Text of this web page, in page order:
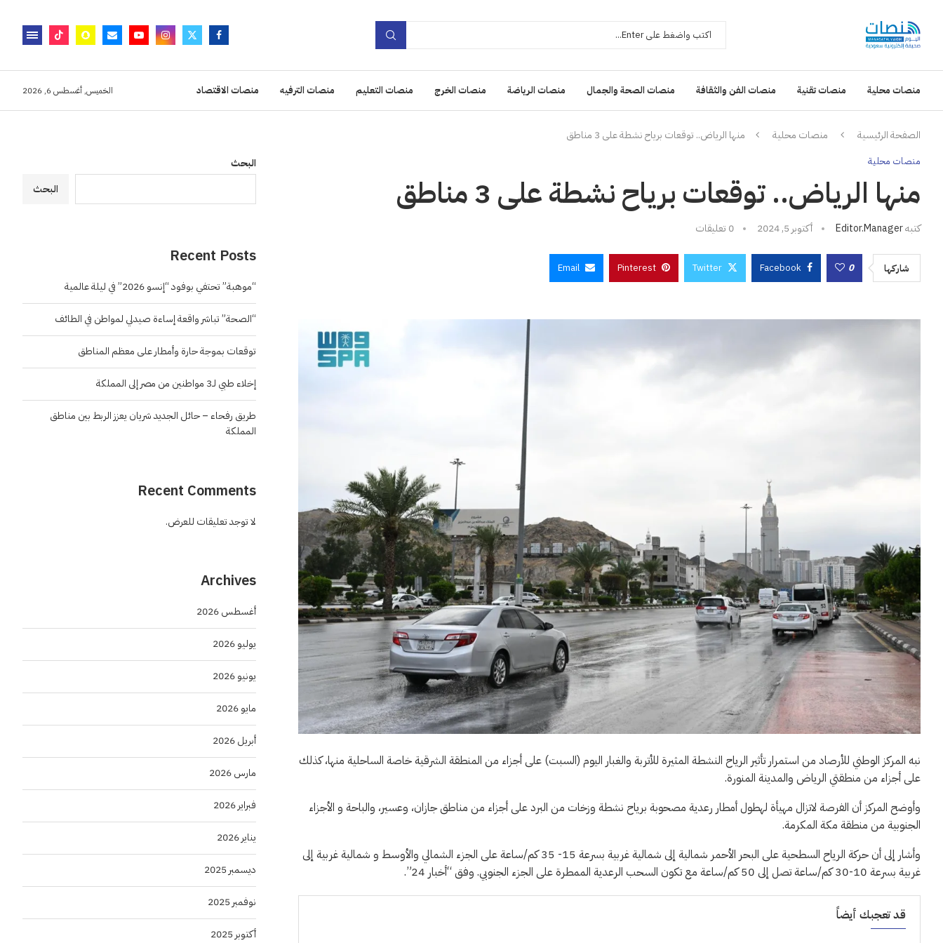
منصات محلية منصات تقنية منصات الفن والثقافة منصات الصحة والجمال منصات الرياضة منصات الخرج منصات التعليم منصات الترفيه منصات الاقتصاد الخميس, أغسطس 6, 2026
الصفحة الرئيسية منصات محلية منها الرياض.. توقعات برياح نشطة على 3 مناطق
منصات محلية
منها الرياض.. توقعات برياح نشطة على 3 مناطق
كتبهEditor.manager أكتوبر 5, 2024 0 تعليقات
شاركها 0
Facebook
Twitter
Pinterest
Email
نبه المركز الوطني للأرصاد من استمرار تأثير الرياح النشطة المثيرة للأتربة والغبار اليوم (السبت) على أجزاء من المنطقة الشرقية خاصة الساحلية منها، كذلك
على أجزاء من منطقتي الرياض والمدينة المنورة.
وأوضح المركز أن الفرصة لاتزال مهيأة لهطول أمطار رعدية مصحوبة برياح نشطة وزخات من البرد على أجزاء من مناطق جازان، وعسير، والباحة و الأجزاء
الجنوبية من منطقة مكة المكرمة.
وأشار إلى أن حركة الرياح السطحية على البحر الأحمر شمالية إلى شمالية غربية بسرعة 15- 35 كم/ساعة على الجزء الشمالي والأوسط و شمالية غربية إلى
غربية بسرعة 10-30 كم/ساعة تصل إلى 50 كم/ساعة مع تكون السحب الرعدية الممطرة على الجزء الجنوبي. وفق “أخبار 24”.
قد تعجبك أيضاً
البحث
البحث
Recent Posts
“موهبة” تحتفي بوفود “إنسو 2026” في ليلة عالمية
“الصحة” تباشر واقعة إساءة صيدلي لمواطن في الطائف
توقعات بموجة حارة وأمطار على معظم المناطق
إخلاء طبي لـ3 مواطنين من مصر إلى المملكة
طريق رفحاء – حائل الجديد شريان يعزز الربط بين مناطق
المملكة
Recent Comments
لا توجد تعليقات للعرض.
Archives
أغسطس 2026
يوليو 2026
يونيو 2026
مايو 2026
أبريل 2026
مارس 2026
فبراير 2026
يناير 2026
ديسمبر 2025
نوفمبر 2025
أكتوبر 2025